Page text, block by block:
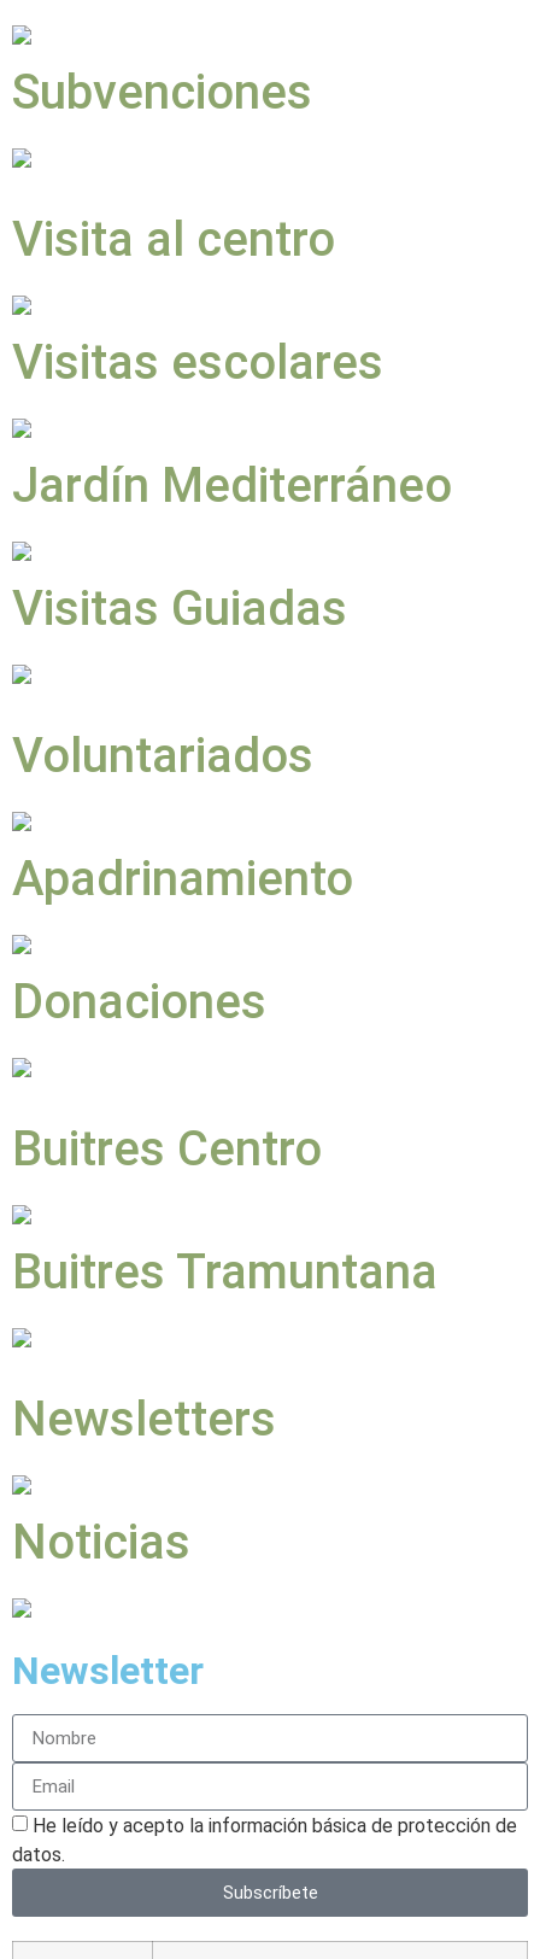
Subvenciones
Visita al centro
Visitas escolares
Jardín Mediterráneo
Visitas Guiadas
Voluntariados
Apadrinamiento
Donaciones
Buitres Centro
Buitres Tramuntana
Newsletters
Noticias
Newsletter
He leído y acepto la información básica de protección de
datos.
Subscríbete